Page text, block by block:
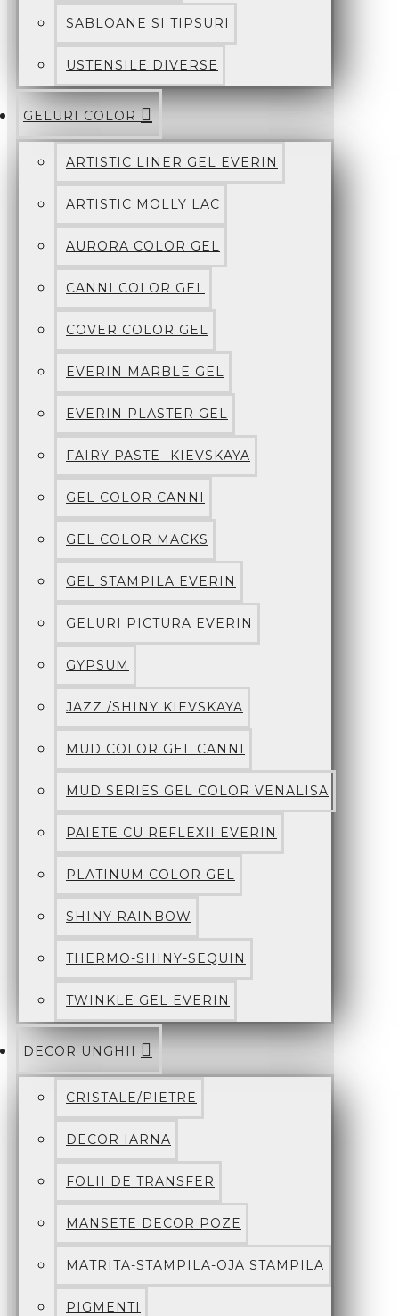
SABLOANE SI TIPSURI
USTENSILE DIVERSE
GELURI COLOR
ARTISTIC LINER GEL EVERIN
ARTISTIC MOLLY LAC
AURORA COLOR GEL
CANNI COLOR GEL
COVER COLOR GEL
EVERIN MARBLE GEL
EVERIN PLASTER GEL
FAIRY PASTE- KIEVSKAYA
GEL COLOR CANNI
GEL COLOR MACKS
GEL STAMPILA EVERIN
GELURI PICTURA EVERIN
GYPSUM
JAZZ /SHINY KIEVSKAYA
MUD COLOR GEL CANNI
MUD SERIES GEL COLOR VENALISA
PAIETE CU REFLEXII EVERIN
PLATINUM COLOR GEL
SHINY RAINBOW
THERMO-SHINY-SEQUIN
TWINKLE GEL EVERIN
DECOR UNGHII
CRISTALE/PIETRE
DECOR IARNA
FOLII DE TRANSFER
MANSETE DECOR POZE
MATRITA-STAMPILA-OJA STAMPILA
PIGMENTI